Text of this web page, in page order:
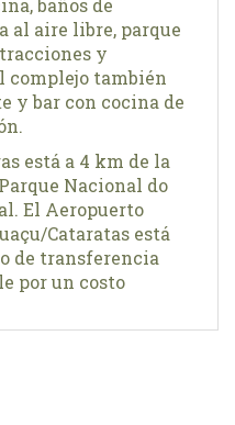
baños de
al aire libre, parque
y
complejo también
y bar con cocina de
está a 4 km de la
Nacional do
El Aeropuerto
Cataratas está
de transferencia
por un costo